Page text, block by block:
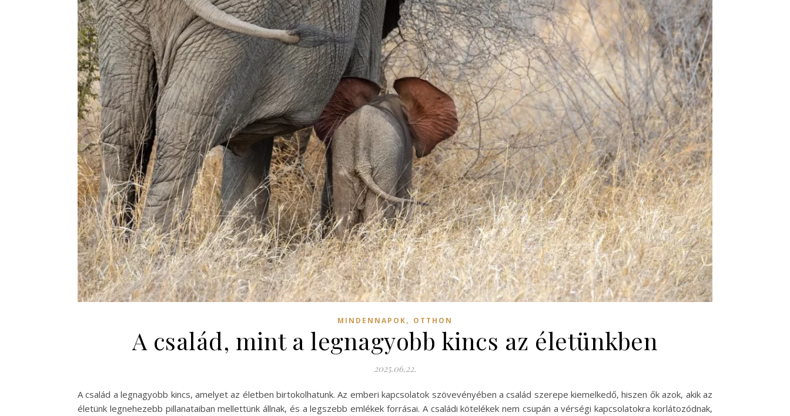
MINDENNAPOK, OTTHON
A család, mint a legnagyobb kincs az életünkben
2025.06.22.
A család a legnagyobb kincs, amelyet az életben birtokolhatunk. Az emberi kapcsolatok szövevényében a család szerepe kiemelkedő, hiszen ők azok, akik az
életünk legnehezebb pillanataiban mellettünk állnak, és a legszebb emlékek forrásai. A családi kötelékek nem csupán a vérségi kapcsolatokra korlátozódnak,